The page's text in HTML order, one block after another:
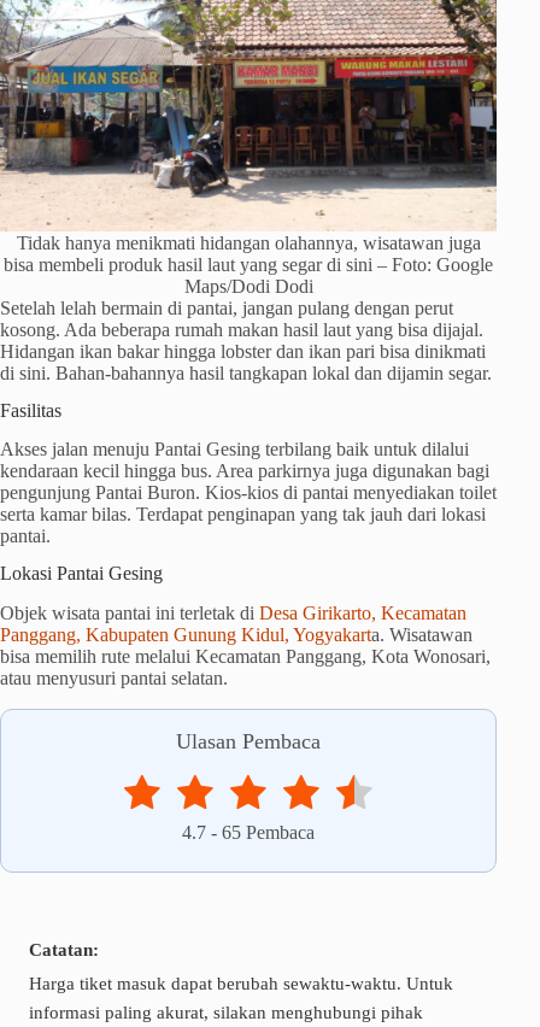
Tidak hanya menikmati hidangan olahannya, wisatawan juga
bisa membeli produk hasil laut yang segar di sini – Foto: Google
Maps/Dodi Dodi
Setelah lelah bermain di pantai, jangan pulang dengan perut
kosong. Ada beberapa rumah makan hasil laut yang bisa dijajal.
Hidangan ikan bakar hingga lobster dan ikan pari bisa dinikmati
di sini. Bahan-bahannya hasil tangkapan lokal dan dijamin segar.
Fasilitas
Akses jalan menuju Pantai Gesing terbilang baik untuk dilalui
kendaraan kecil hingga bus. Area parkirnya juga digunakan bagi
pengunjung Pantai Buron. Kios-kios di pantai menyediakan toilet
serta kamar bilas. Terdapat penginapan yang tak jauh dari lokasi
pantai.
Lokasi Pantai Gesing
Objek wisata pantai ini terletak di Desa Girikarto, Kecamatan
Panggang, Kabupaten Gunung Kidul, Yogyakarta. Wisatawan
bisa memilih rute melalui Kecamatan Panggang, Kota Wonosari,
atau menyusuri pantai selatan.
Ulasan Pembaca
4.7 -65 Pembaca
Catatan:
Harga tiket masuk dapat berubah sewaktu-waktu. Untuk
informasi paling akurat, silakan menghubungi pihak